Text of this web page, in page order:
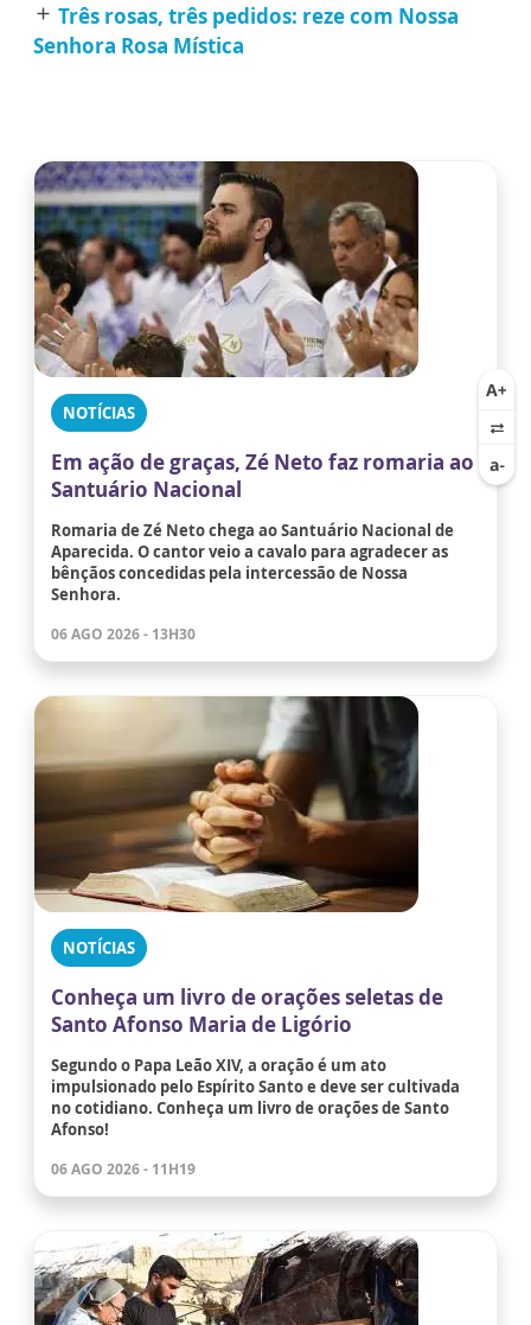
add Três rosas, três pedidos: reze com Nossa
Senhora Rosa Mística
NOTÍCIAS
Em ação de graças, Zé Neto faz romaria ao
Santuário Nacional
Romaria de Zé Neto chega ao Santuário Nacional de
Aparecida. O cantor veio a cavalo para agradecer as
bênçãos concedidas pela intercessão de Nossa
Senhora.
06 AGO 2026 - 13H30
NOTÍCIAS
Conheça um livro de orações seletas de
Santo Afonso Maria de Ligório
Segundo o Papa Leão XIV, a oração é um ato
impulsionado pelo Espírito Santo e deve ser cultivada
no cotidiano. Conheça um livro de orações de Santo
Afonso!
06 AGO 2026 - 11H19